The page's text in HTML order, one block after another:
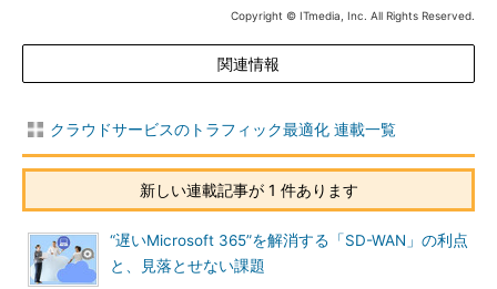
Copyright © ITmedia, Inc. All Rights Reserved.
関連情報
クラウドサービスのトラフィック最適化 連載一覧
新しい連載記事が 1 件あります
“遅いMicrosoft 365”を解消する「SD-WAN」の利点
と、見落とせない課題